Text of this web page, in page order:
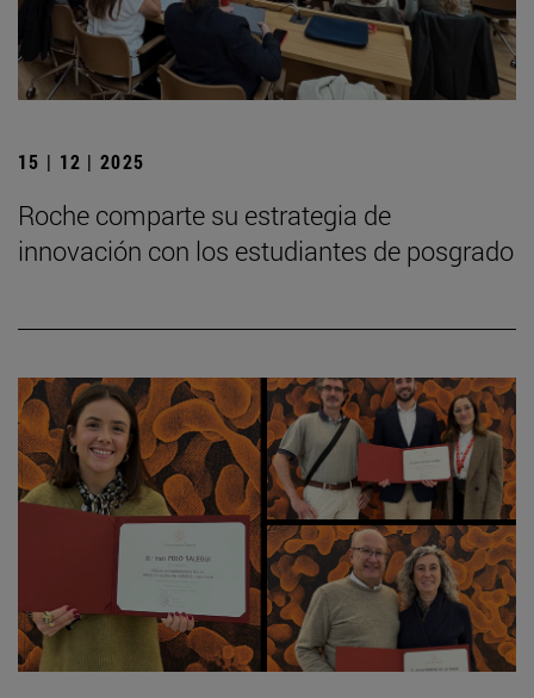
15 | 12 | 2025
Roche comparte su estrategia de
innovación con los estudiantes de posgrado